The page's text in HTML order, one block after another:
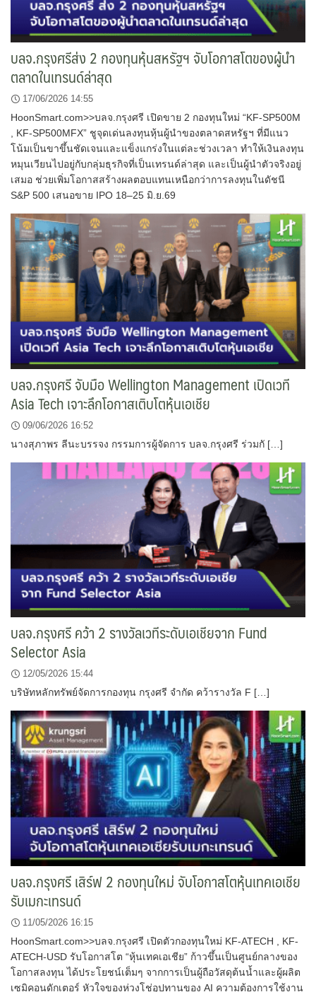
บลจ.กรุงศรีส่ง 2 กองทุนหุ้นสหรัฐฯ จับโอกาสโตของผู้นำ
ตลาดในเทรนด์ล่าสุด
17/06/2026 14:55
HoonSmart.com>>บลจ.กรุงศรี เปิดขาย 2 กองทุนใหม่ “KF-SP500M
, KF-SP500MFX” ชูจุดเด่นลงทุนหุ้นผู้นำของตลาดสหรัฐฯ ที่มีแนว
โน้มเป็นขาขึ้นชัดเจนและแข็งแกร่งในแต่ละช่วงเวลา ทำให้เงินลงทุน
หมุนเวียนไปอยู่กับกลุ่มธุรกิจที่เป็นเทรนด์ล่าสุด และเป็นผู้นำตัวจริงอยู่
เสมอ ช่วยเพิ่มโอกาสสร้างผลตอบแทนเหนือกว่าการลงทุนในดัชนี
S&P 500 เสนอขาย IPO 18–25 มิ.ย.69
บลจ.กรุงศรี จับมือ Wellington Management เปิดเวที
Asia Tech เจาะลึกโอกาสเติบโตหุ้นเอเชีย
09/06/2026 16:52
นางสุภาพร ลีนะบรรจง กรรมการผู้จัดการ บลจ.กรุงศรี ร่วมกั […]
บลจ.กรุงศรี คว้า 2 รางวัลเวทีระดับเอเชียจาก Fund
Selector Asia
12/05/2026 15:44
บริษัทหลักทรัพย์จัดการกองทุน กรุงศรี จำกัด คว้ารางวัล F […]
บลจ.กรุงศรี เสิร์ฟ 2 กองทุนใหม่ จับโอกาสโตหุ้นเทคเอเชีย
รับเมกะเทรนด์
11/05/2026 16:15
HoonSmart.com>>บลจ.กรุงศรี เปิดตัวกองทุนใหม่ KF-ATECH , KF-
ATECH-USD รับโอกาสโต “หุ้นเทคเอเชีย” ก้าวขึ้นเป็นศูนย์กลางของ
โอกาสลงทุน ได้ประโยชน์เต็มๆ จากการเป็นผู้ถือวัสดุต้นน้ำและผู้ผลิต
เซมิคอนดักเตอร์ หัวใจของห่วงโช่อุปทานของ AI ความต้องการใช้งาน